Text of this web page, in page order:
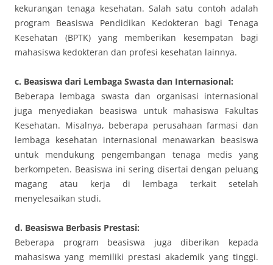
kekurangan tenaga kesehatan. Salah satu contoh adalah
program Beasiswa Pendidikan Kedokteran bagi Tenaga
Kesehatan (BPTK) yang memberikan kesempatan bagi
mahasiswa kedokteran dan profesi kesehatan lainnya.
c. Beasiswa dari Lembaga Swasta dan Internasional:
Beberapa lembaga swasta dan organisasi internasional
juga menyediakan beasiswa untuk mahasiswa Fakultas
Kesehatan. Misalnya, beberapa perusahaan farmasi dan
lembaga kesehatan internasional menawarkan beasiswa
untuk mendukung pengembangan tenaga medis yang
berkompeten. Beasiswa ini sering disertai dengan peluang
magang atau kerja di lembaga terkait setelah
menyelesaikan studi.
d. Beasiswa Berbasis Prestasi:
Beberapa program beasiswa juga diberikan kepada
mahasiswa yang memiliki prestasi akademik yang tinggi.